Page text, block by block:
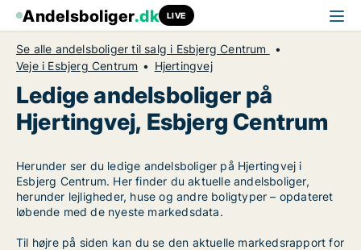
Andelsboliger.dk LIVE
Se alle andelsboliger til salg i Esbjerg Centrum
Veje i Esbjerg Centrum
Hjertingvej
Ledige andelsboliger på
Hjertingvej, Esbjerg Centrum
Herunder ser du ledige andelsboliger på Hjertingvej i
Esbjerg Centrum. Her finder du aktuelle andelsboliger,
herunder lejligheder, huse og andre boligtyper – opdateret
løbende med de nyeste markedsdata.
Til højre på siden kan du se den aktuelle markedsrapport for